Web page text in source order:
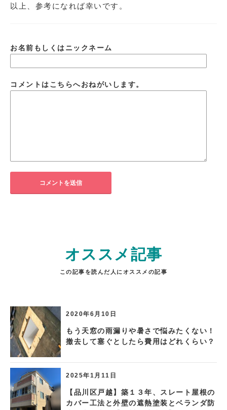
以上、参考になれば幸いです。
お名前もしくはニックネーム
コメントはこちらへおねがいします。
オススメ記事
この記事を読んだ人にオススメの記事
2020年6月10日
もう天窓の雨漏りや暑さで悩みたくない！
撤去して塞ぐとしたら費用はどれくらい？
2025年1月11日
【品川区戸越】築１３年、スレート屋根の
カバー工法と外壁の遮熱塗装とベランダ防